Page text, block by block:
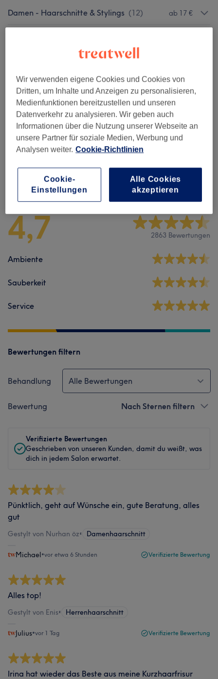
Damen - Haarschnitte & Stylings (12) ab 17 €
Haarkuren & Pflege (2) ab 2 €
Herren - Haarschnitte & Stylings ( 12)
Damen - Farbe & Coloration 2 )
Salonbewertungen
4,7 2863 Bewertungen
Ambiente
Sauberkeit
Service
Bewertungen filtern
Behandlung Alle Bewertungen
Bewertung Nach Sternen filtern
Verifizierte Bewertungen
Geschrieben von unseren Kunden, damit du weißt, was
dich in jedem Salon erwartet.
Pünktlich, geht auf Wünsche ein, gute Beratung, alles
gut
Gestylt von Nurhan öz• Damenhaarschnitt
Michael•vor etwa 6 Stunden Verifizierte Bewertung
Alles top!
Gestylt von Enis• Herrenhaarschnitt
Julius•vor 1 Tag Verifizierte Bewertung
Irina hat wieder das Beste aus meine Kurzhaarfrisur
Wir verwenden eigene Cookies und Cookies von
Dritten, um Inhalte und Anzeigen zu personalisieren,
Medienfunktionen bereitzustellen und unseren
Datenverkehr zu analysieren. Wir geben auch
Informationen über die Nutzung unserer Webseite an
unsere Partner für soziale Medien, Werbung und
Analysen weiter. Cookie-Richtlinien
Cookie-
Einstellungen
Alle Cookies
akzeptieren